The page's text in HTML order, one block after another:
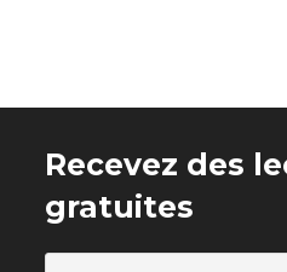
Recevez des
gratuites